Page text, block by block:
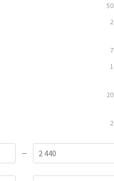
50
2
7
1
20
2
—